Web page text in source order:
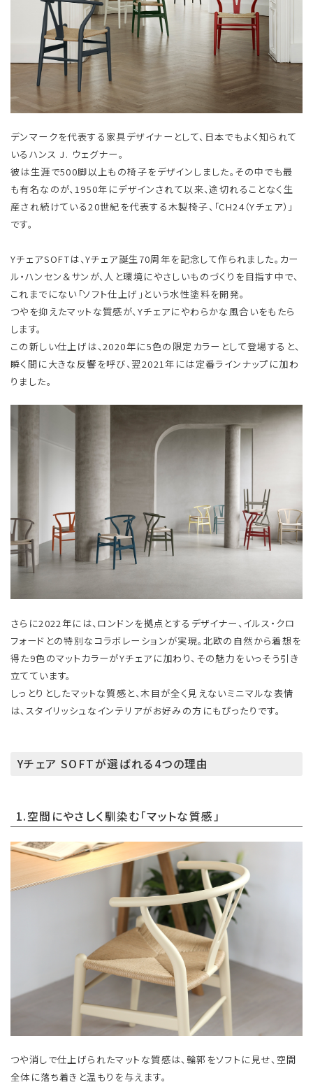
デンマークを代表する家具デザイナーとして、日本でもよく知られて
いるハンス J. ウェグナー。
彼は生涯で500脚以上もの椅子をデザインしました。その中でも最
も有名なのが、1950年にデザインされて以来、途切れることなく生
産され続けている20世紀を代表する木製椅子、「CH24（Yチェア）」
です。
YチェアSOFTは、Yチェア誕生70周年を記念して作られました。カー
ル・ハンセン＆サンが、人と環境にやさしいものづくりを目指す中で、
これまでにない「ソフト仕上げ」という水性塗料を開発。
つやを抑えたマットな質感が、Yチェアにやわらかな風合いをもたら
します。
この新しい仕上げは、2020年に5色の限定カラーとして登場すると、
瞬く間に大きな反響を呼び、翌2021年には定番ラインナップに加わ
りました。
さらに2022年には、ロンドンを拠点とするデザイナー、イルス・クロ
フォードとの特別なコラボレーションが実現。北欧の自然から着想を
得た9色のマットカラーがYチェアに加わり、その魅力をいっそう引き
立てています。
しっとりとしたマットな質感と、木目が全く見えないミニマルな表情
は、スタイリッシュなインテリアがお好みの方にもぴったりです。
Yチェア SOFTが選ばれる4つの理由
1.空間にやさしく馴染む「マットな質感」
つや消しで仕上げられたマットな質感は、輪郭をソフトに見せ、空間
全体に落ち着きと温もりを与えます。